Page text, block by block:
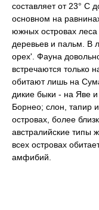
составляет от 23° С
основном на
южных островах
деревьев и пальм. В
орех'. Фауна
встречаются только
обитают лишь на
дикие быки - на Яве
Борнео; слон, тапир
островах, более
австралийские типы
всех островах
амфибий.